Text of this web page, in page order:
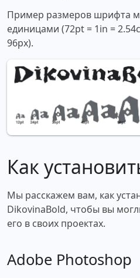
Пример размеров шрифта
единицами (72pt = 1in =
96px).
Как
Мы расскажем вам, как
DikovinaBold, чтобы вы
его в своих проектах.
Adobe Photoshop